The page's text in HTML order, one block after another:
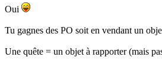
Oui
Tu gagnes des PO soit en vendant un
Une quête = un objet à rapporter (mais